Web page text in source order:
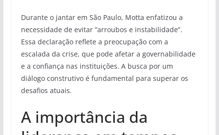
Durante o jantar em São Paulo, Motta enfatizou a
necessidade de evitar “arroubos e instabilidade”.
Essa declaração reflete a preocupação com a
escalada da crise, que pode afetar a governabilidade
e a confiança nas instituições. A busca por um
diálogo construtivo é fundamental para superar os
desafios atuais.
A importância da